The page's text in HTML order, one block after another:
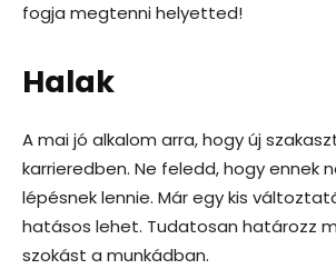
fogja megtenni helyetted!
Halak
A mai jó alkalom arra, hogy új
karrieredben. Ne feledd, hogy ennek
lépésnek lennie. Már egy kis
hatásos lehet. Tudatosan határozz
szokást a munkádban.